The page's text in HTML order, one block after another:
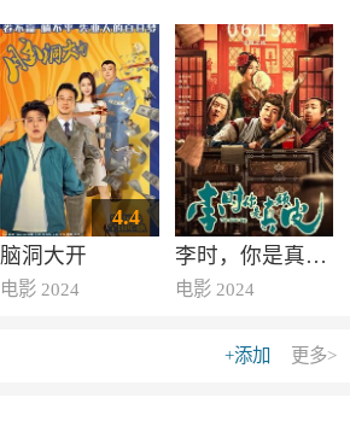
4.4
脑洞大开
电影 2024
李时，你是真顽皮
电影 2024
更多>
+添加